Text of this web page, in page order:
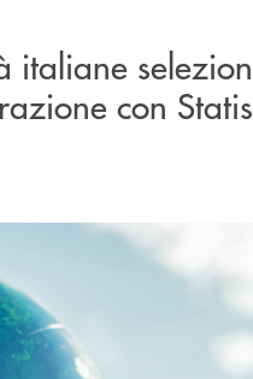
italiane
con